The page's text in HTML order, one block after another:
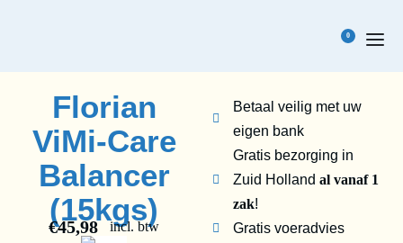
0
Florian
ViMi-Care
Balancer
(15kgs)
€45,98
incl. btw
Betaal veilig met uw
eigen bank
Gratis bezorging in
Zuid Holland al vanaf 1
zak!
Gratis voeradvies